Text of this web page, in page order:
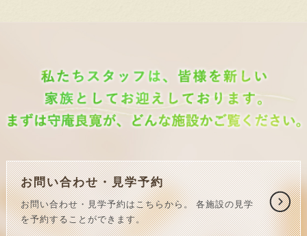
お問い合わせ・見学予約
お問い合わせ・見学予約はこちらから。 各施設の見学
を予約することができます。